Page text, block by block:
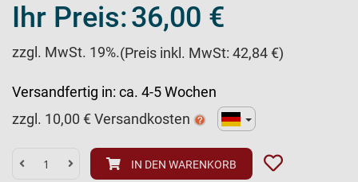
Ihr Preis:36,00 €
zzgl. MwSt. 19%.(Preis inkl. MwSt: 42,84 €)
Versandfertig in: ca. 4-5 Wochen
zzgl. 10,00 € Versandkosten
IN DEN WARENKORB